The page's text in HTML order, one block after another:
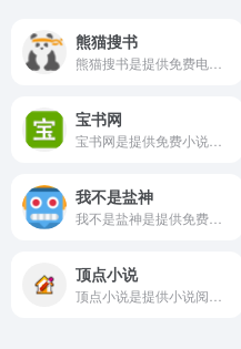
熊猫搜书
宝书网
我不是盐神
顶点小说